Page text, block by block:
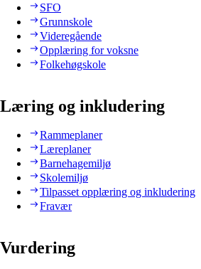
SFO
Grunnskole
Videregående
Opplæring for voksne
Folkehøgskole
Læring og inkludering
Rammeplaner
Læreplaner
Barnehagemiljø
Skolemiljø
Tilpasset opplæring og inkludering
Fravær
Vurdering